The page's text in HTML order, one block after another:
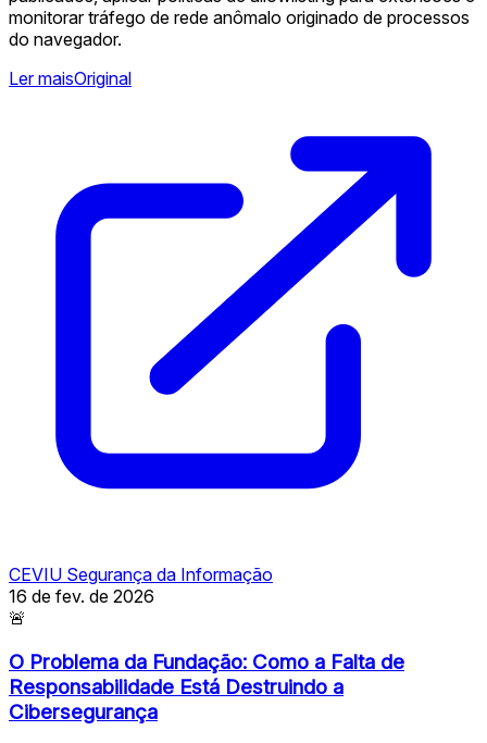
monitorar tráfego de rede anômalo originado de processos
do navegador.
Ler maisOriginal
CEVIU Segurança da Informação
16 de fev. de 2026
🚨
O Problema da Fundação: Como a Falta de
Responsabilidade Está Destruindo a
Cibersegurança